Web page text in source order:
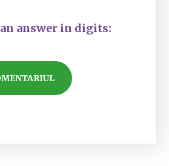
answer in digits: